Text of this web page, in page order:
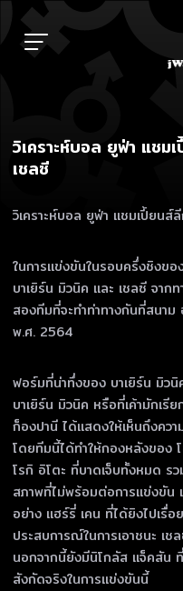
Skip
to
content
วิเคราะห์บอล ยูฟ่า แช
เชลซี
วิเคราะห์บอล ยูฟ่า แชมเปี้ยน
ในการแข่งขันในรอบครึ่งชิงข
บาเยิร์น มิวนิค และ เชลซี จาก
สองทีมที่จะทำท่าทางกันที่สนา
พ.ศ. 2564
ฟอร์มที่น่าทึ่งของ บาเยิร์น มิวนิ
บาเยิร์น มิวนิค หรือที่เค้ามักเรี
ก็องปานี ได้แสดงให้เห็นถึงคว
โดยทีมนี้ได้ทำให้กองหลังของ
โรกิ อิโตะ ที่บาดเจ็บทั้งหมด ร
สภาพที่ไม่พร้อมต่อการแข่งขัน
อย่าง แฮร์รี่ เคน ที่ได้ยิงไปเรื่
ประสบการณ์ในการเอาชนะ เ
นอกจากนี้ยังมีนิโกลัส แจ็คสัน
สังกัดจริงในการแข่งขันนี้